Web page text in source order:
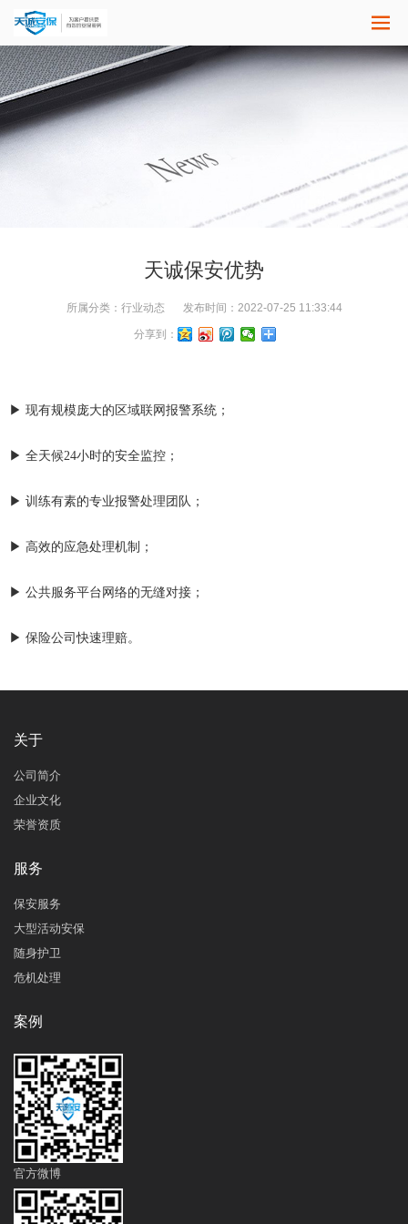
天诚保安优势
所属分类： 行业动态 发布时间： 2022-07-25 11:33:44
分享到：
▶ 现有规模庞大的区域联网报警系统；
▶ 全天候24小时的安全监控；
▶ 训练有素的专业报警处理团队；
▶ 高效的应急处理机制；
▶ 公共服务平台网络的无缝对接；
▶ 保险公司快速理赔。
关于
公司简介
企业文化
荣誉资质
服务
保安服务
大型活动安保
随身护卫
危机处理
案例
官方微博